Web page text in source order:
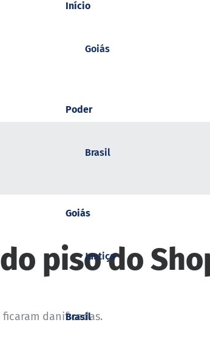
Goiás
Brasil
Justiça
Início
Poder
Goiás
Brasil
piso do
danificadas.